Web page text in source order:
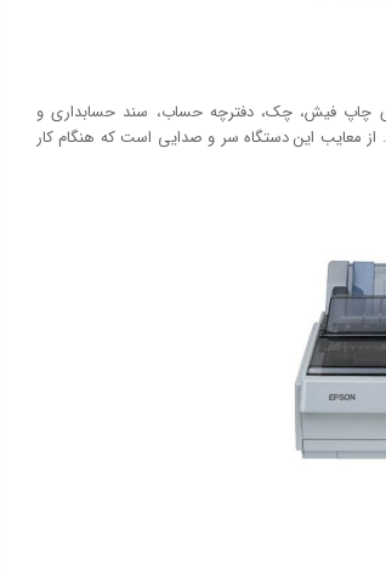
چاپ فیش، چک، دفترچه حساب، سند حسابداری و
از معایب این دستگاه سر و صدایی است که هنگام کار